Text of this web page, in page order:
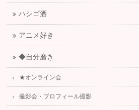
ハシゴ酒
アニメ好き
◆自分磨き
★オンライン会
撮影会・プロフィール撮影